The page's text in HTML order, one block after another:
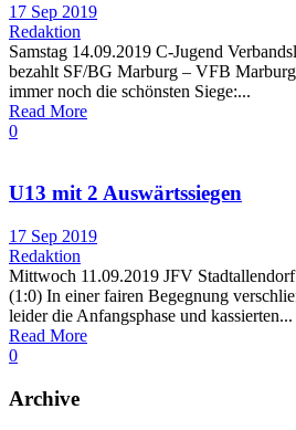
17 Sep 2019
Redaktion
Samstag 14.09.2019 C-Jugend
bezahlt SF/BG Marburg – VFB
immer noch die schönsten Siege:...
Read More
0
U13 mit 2 Auswärtssiegen
17 Sep 2019
Redaktion
Mittwoch 11.09.2019 JFV
(1:0) In einer fairen Begegnung
leider die Anfangsphase und kassierten...
Read More
0
Archive